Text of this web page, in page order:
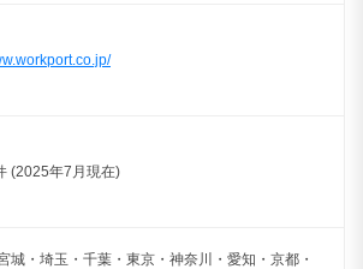
(2025年7月現在)
城・埼玉・千葉・東京・神奈川・愛知・京都・